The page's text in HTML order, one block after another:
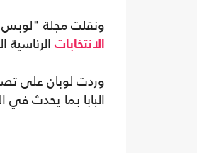
ونقلت مجلة "لوبس"
الانتخابات الرئاسية
وردت لوبان على
البابا بما يحدث